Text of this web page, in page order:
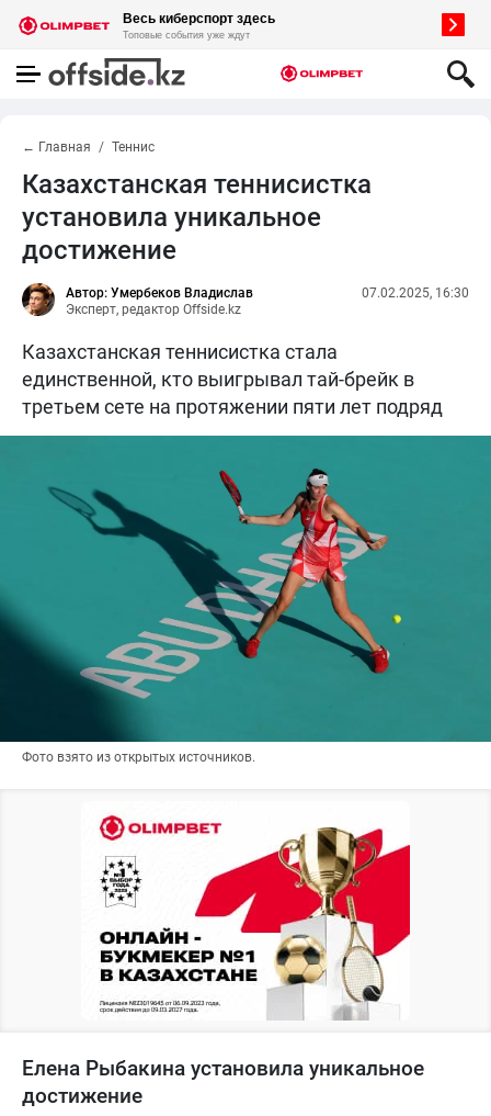
← Главная Теннис
Казахстанская теннисистка
установила уникальное
достижение
Автор: Умербеков Владислав
Эксперт, редактор Offside.kz
07.02.2025, 16:30
Казахстанская теннисистка стала
единственной, кто выигрывал тай-брейк в
третьем сете на протяжении пяти лет подряд
Фото взято из открытых источников.
Елена Рыбакина установила уникальное
достижение